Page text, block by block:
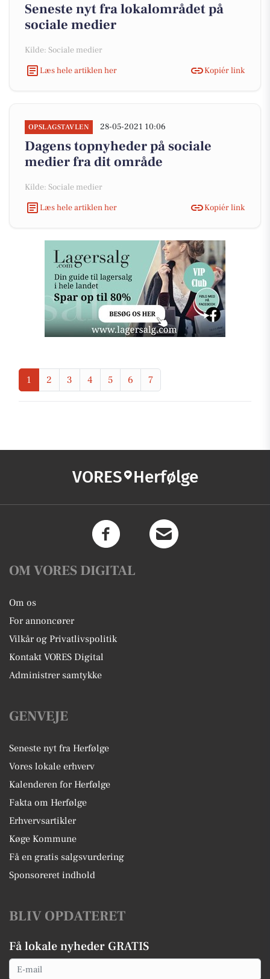
Seneste nyt fra lokalområdet på
sociale medier
Kilde: Sociale medier
Læs hele artiklen her
Kopiér link
OPSLAGSTAVLEN 28-05-2021 10:06
Dagens topnyheder på sociale
medier fra dit område
Kilde: Sociale medier
Læs hele artiklen her
Kopiér link
1 2 3 4 5 6 7
VORES Herfølge
OM VORES DIGITAL
Om os
For annoncører
Vilkår og Privatlivspolitik
Kontakt VORES Digital
Administrer samtykke
GENVEJE
Seneste nyt fra Herfølge
Vores lokale erhverv
Kalenderen for Herfølge
Fakta om Herfølge
Erhvervsartikler
Køge Kommune
Få en gratis salgsvurdering
Sponsoreret indhold
BLIV OPDATERET
Få lokale nyheder GRATIS
Email